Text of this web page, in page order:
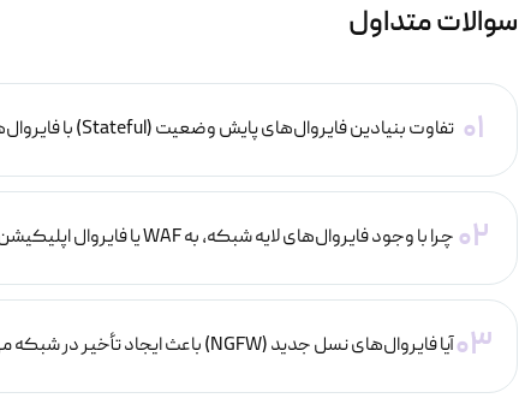
سوالات متداول
01 تفاوت بنیادین فایروال‌های پایش وضعیت (Stateful) با فایروال‌های نسل اول در چیست؟
02 چرا با وجود فایروال‌های لایه شبکه، به WAF یا فایروال اپلیکیشن نیاز داریم؟
03آیا فایروال‌های نسل جدید (NGFW) باعث ایجاد تأخیر در شبکه می‌شوند؟